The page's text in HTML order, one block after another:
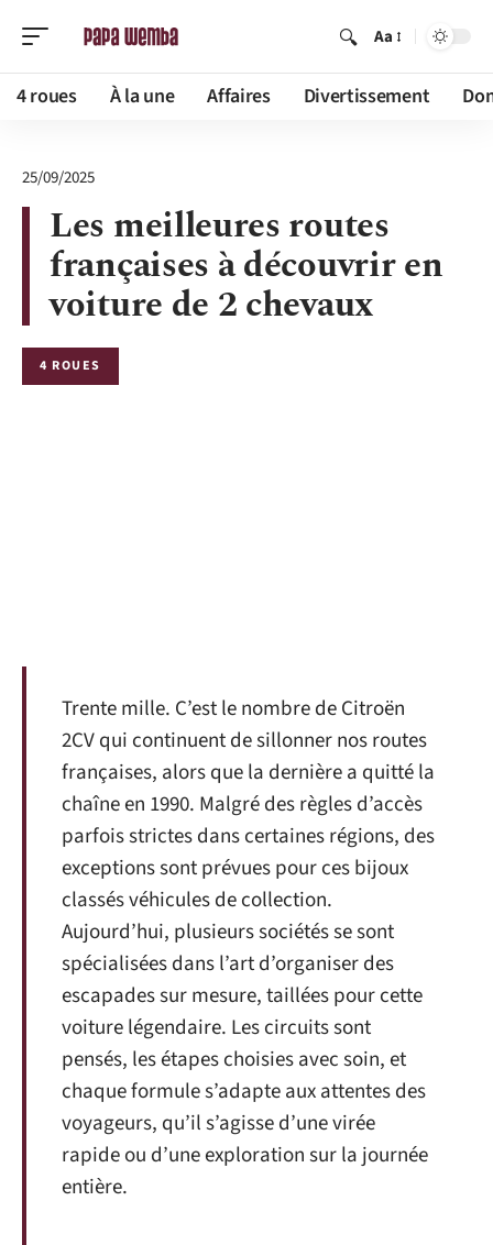
Aa
4 roues À la une Affaires Divertissement
25/09/2025
Les meilleures routes
françaises à découvrir en
voiture de 2 chevaux
4 ROUES
Trente mille. C’est le nombre de Citroën
2CV qui continuent de sillonner nos routes
françaises, alors que la dernière a quitté la
chaîne en 1990. Malgré des règles d’accès
parfois strictes dans certaines régions, des
exceptions sont prévues pour ces bijoux
classés véhicules de collection.
Aujourd’hui, plusieurs sociétés se sont
spécialisées dans l’art d’organiser des
escapades sur mesure, taillées pour cette
voiture légendaire. Les circuits sont
pensés, les étapes choisies avec soin, et
chaque formule s’adapte aux attentes des
voyageurs, qu’il s’agisse d’une virée
rapide ou d’une exploration sur la journée
entière.